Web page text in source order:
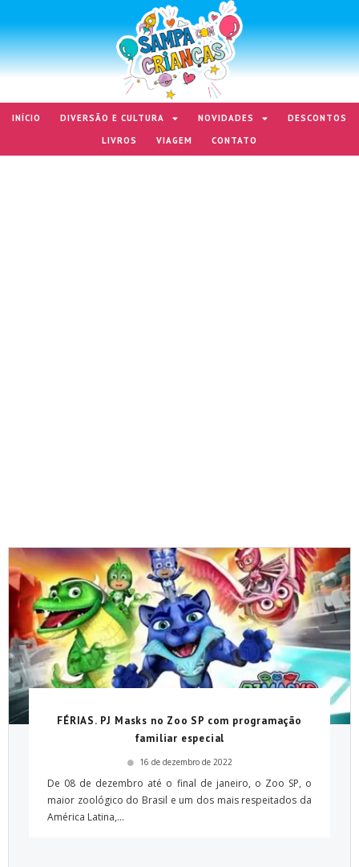
INÍCIO DIVERSÃO E CULTURA NOVIDADES
DESCONTOS
LIVROS
VIAGEM CONTATO
FÉRIAS. PJ Masks no Zoo SP com programação
familiar especial
16 de dezembro de 2022
De 08 de dezembro até o final de janeiro, o Zoo SP, o
maior zoológico do Brasil e um dos mais respeitados da
América Latina,...